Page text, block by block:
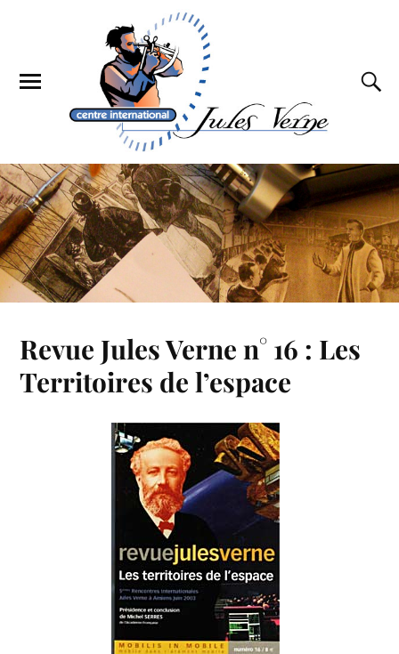
Revue Jules Verne n° 16 : Les
Territoires de l’espace